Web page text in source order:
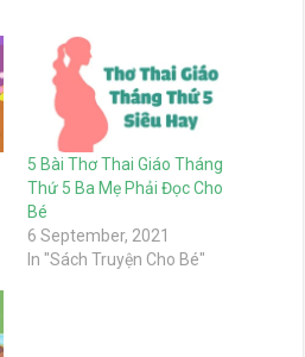
5 Bài Thơ Thai Giáo Tháng
Thứ 5 Ba Mẹ Phải Đọc Cho
Bé
6 September, 2021
In "Sách Truyện Cho Bé"